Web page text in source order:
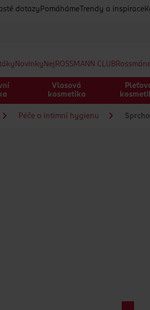
dotazy Pomáháme Trendy a inspirace
Novinky Nej ROSSMANN CLUB
Vlasová
kosmetika
Péče o intimní hygienu